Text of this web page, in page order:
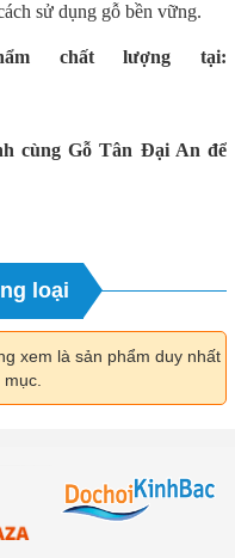
sử dụng gỗ bền vững.
chất lượng tại:
cùng Gỗ Tân Đại An để
loại
xem là sản phẩm duy nhất